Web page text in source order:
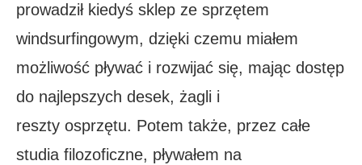
prowadził kiedyś sklep ze sprzętem
windsurfingowym, dzięki czemu miałem
możliwość pływać i rozwijać się, mając dostęp
do najlepszych desek, żagli i
reszty osprzętu. Potem także, przez całe
studia filozoficzne, pływałem na